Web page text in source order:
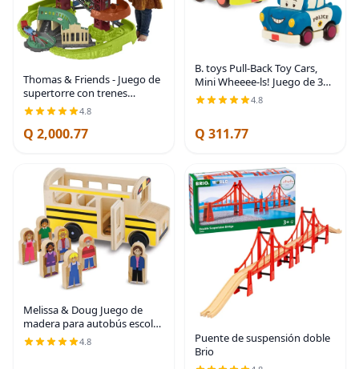
Thomas & Friends - Juego de
supertorre con trenes
motorizados, grúas y pistas
para niños de preescolar, a
partir de 3 años | Juego de
4.8
Q 2,000.77
B. toys Pull-Back Toy Cars,
Mini Wheeee-ls! Juego de 3
vehículos, Vehículos | Set of 3
mini vehicles includes a truck,
4.8
Q 311.77
Melissa & Doug Juego de
madera para autobús escolar
con 7 figuras de juego
4.8
Puente de suspensión doble
Brio